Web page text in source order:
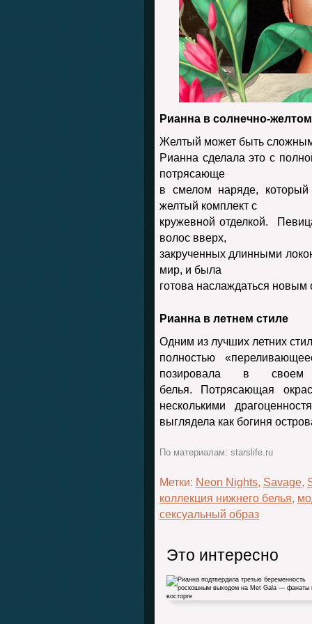
Рианна в солнечно-
Желтый может быть
Рианна сделала это с
потрясающе
в смелом наряде, который
желтый комплект с
кружевной отделкой.
волос вверх,
закрученных длинными
мир, и была
готова наслаждаться
Рианна в летнем стиле
Одним из лучших летних
полностью
позировала в своем
белья. Потрясающая
несколькими
выглядела как богиня
По материалам: starslife.ru
Метки: Neon Nights, Savage,
коллекция нижнего белья,
сексуальный образ
Это интересно